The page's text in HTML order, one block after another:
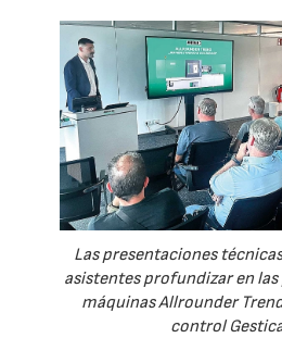
Las presentaciones
asistentes profundizar en
máquinas Allrounder
control